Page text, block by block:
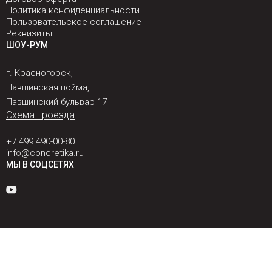
Политика конфиденциальности
Пользовательское соглашение
Реквизиты
ШОУ-РУМ
г. Красногорск,
Павшинская пойма,
Павшинский бульвар 17
Схема проезда
+7 499 490-00-80
info@concretika.ru
МЫ В СОЦСЕТЯХ